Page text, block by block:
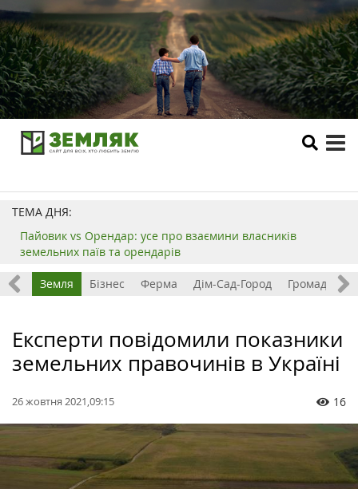
ТЕМА ДНЯ:
Пайовик vs Орендар: усе про взаємини власників
земельних паїв та орендарів
Все Земля Бізнес Ферма Дім-Сад-Город Громада
Експерти повідомили показники
земельних правочинів в Україні
26 жовтня 2021,09:15 16